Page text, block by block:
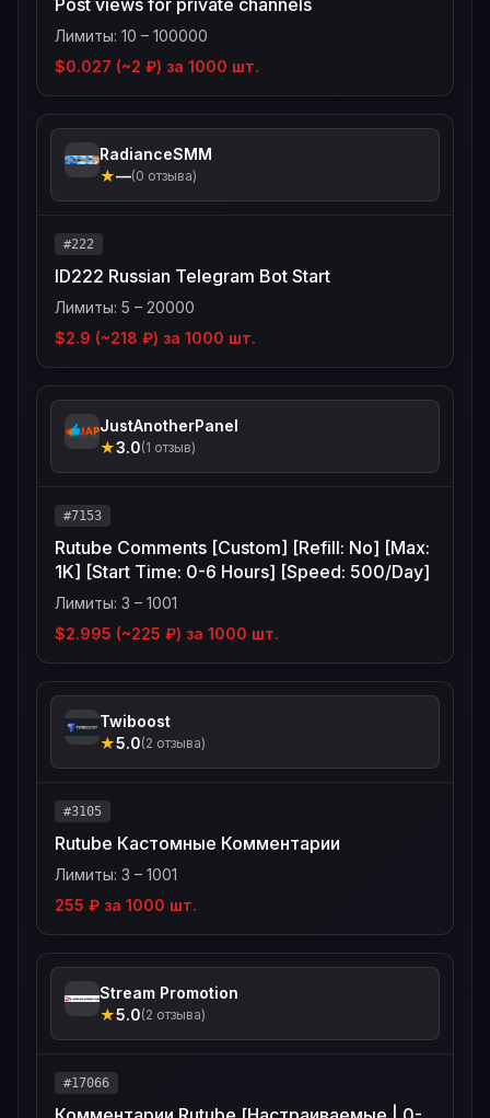
Post views for private channels
Лимиты: 10 – 100000
$0.027 (~2 ₽) за 1000 шт.
RadianceSMM
★—(0 отзыва)
#222
ID222 Russian Telegram Bot Start
Лимиты: 5 – 20000
$2.9 (~218 ₽) за 1000 шт.
JustAnotherPanel
★3.0(1 отзыв)
#7153
Rutube Comments [Custom] [Refill: No] [Max:
1K] [Start Time: 0-6 Hours] [Speed: 500/Day]
Лимиты: 3 – 1001
$2.995 (~225 ₽) за 1000 шт.
Twiboost
★5.0(2 отзыва)
#3105
Rutube Кастомные Комментарии
Лимиты: 3 – 1001
255 ₽ за 1000 шт.
Stream Promotion
★5.0(2 отзыва)
#17066